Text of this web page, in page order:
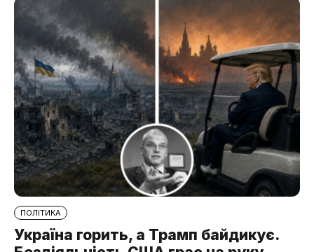
ПОЛІТИКА
Україна горить, а Трамп байдикує.